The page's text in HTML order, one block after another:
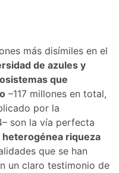
más disímiles en el
de azules y
que
–117 millones en total,
por la
son la vía perfecta
heterogénea riqueza
que se han
un claro testimonio de